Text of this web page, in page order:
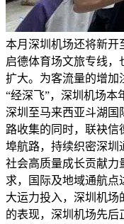
本月深圳机场还将新开
启德体育场文旅专线，
扩大。为客流量的增加
“经深飞”，深圳机场本
深圳至马来西亚斗湖国
路收集的同时，联袂
埠航路，持续织密深圳
社会高质量成长贡献力
求，国际及地域通航点
大运力投入，深圳机场
的表现，深圳机场先